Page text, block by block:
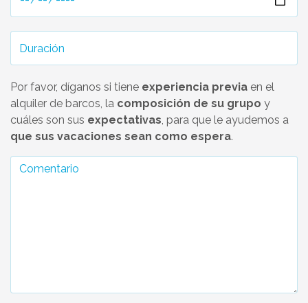
Por favor, díganos si tiene experiencia previa en el
alquiler de barcos, la composición de su grupo y
cuáles son sus expectativas, para que le ayudemos a
que sus vacaciones sean como espera.